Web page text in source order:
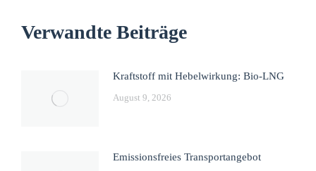
Verwandte Beiträge
Kraftstoff mit Hebelwirkung: Bio-LNG
August 9, 2026
Emissionsfreies Transportangebot